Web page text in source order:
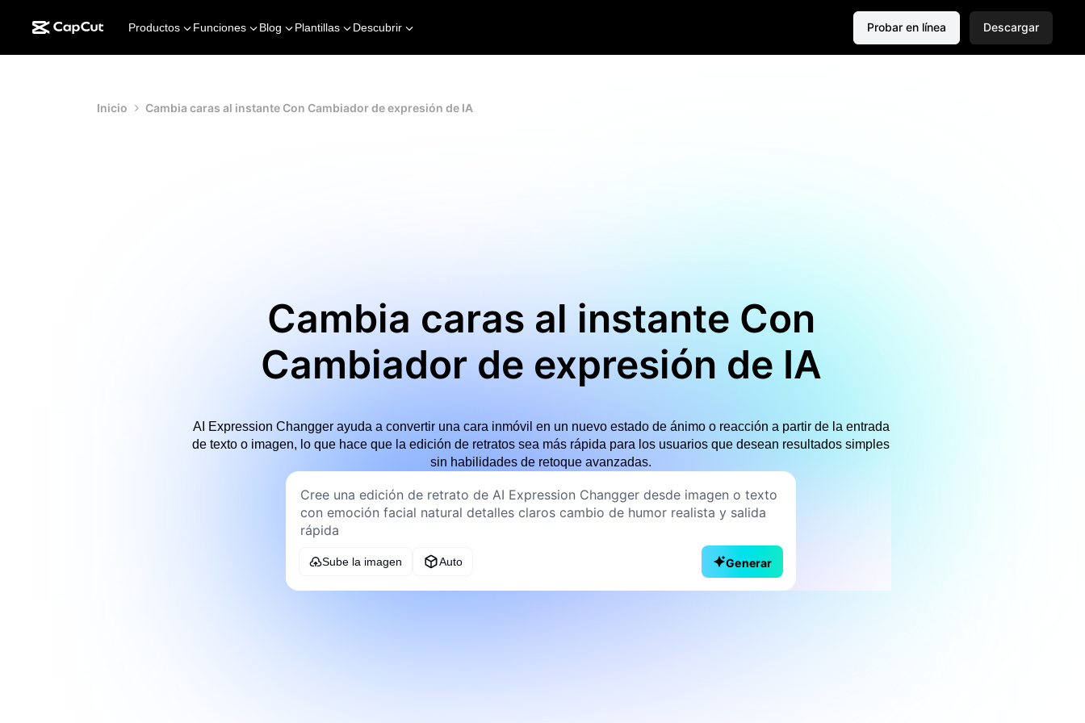
Productos Funciones Blog Plantillas Descubrir Probar en línea Descargar
Inicio Cambia caras al instante Con Cambiador de expresión de IA
Cambia caras al instante Con
Cambiador de expresión de IA
AI Expression Changger ayuda a convertir una cara inmóvil en un nuevo estado de ánimo o reacción a partir de la entrada
de texto o imagen, lo que hace que la edición de retratos sea más rápida para los usuarios que desean resultados simples
sin habilidades de retoque avanzadas.
Sube la imagen Auto Generar